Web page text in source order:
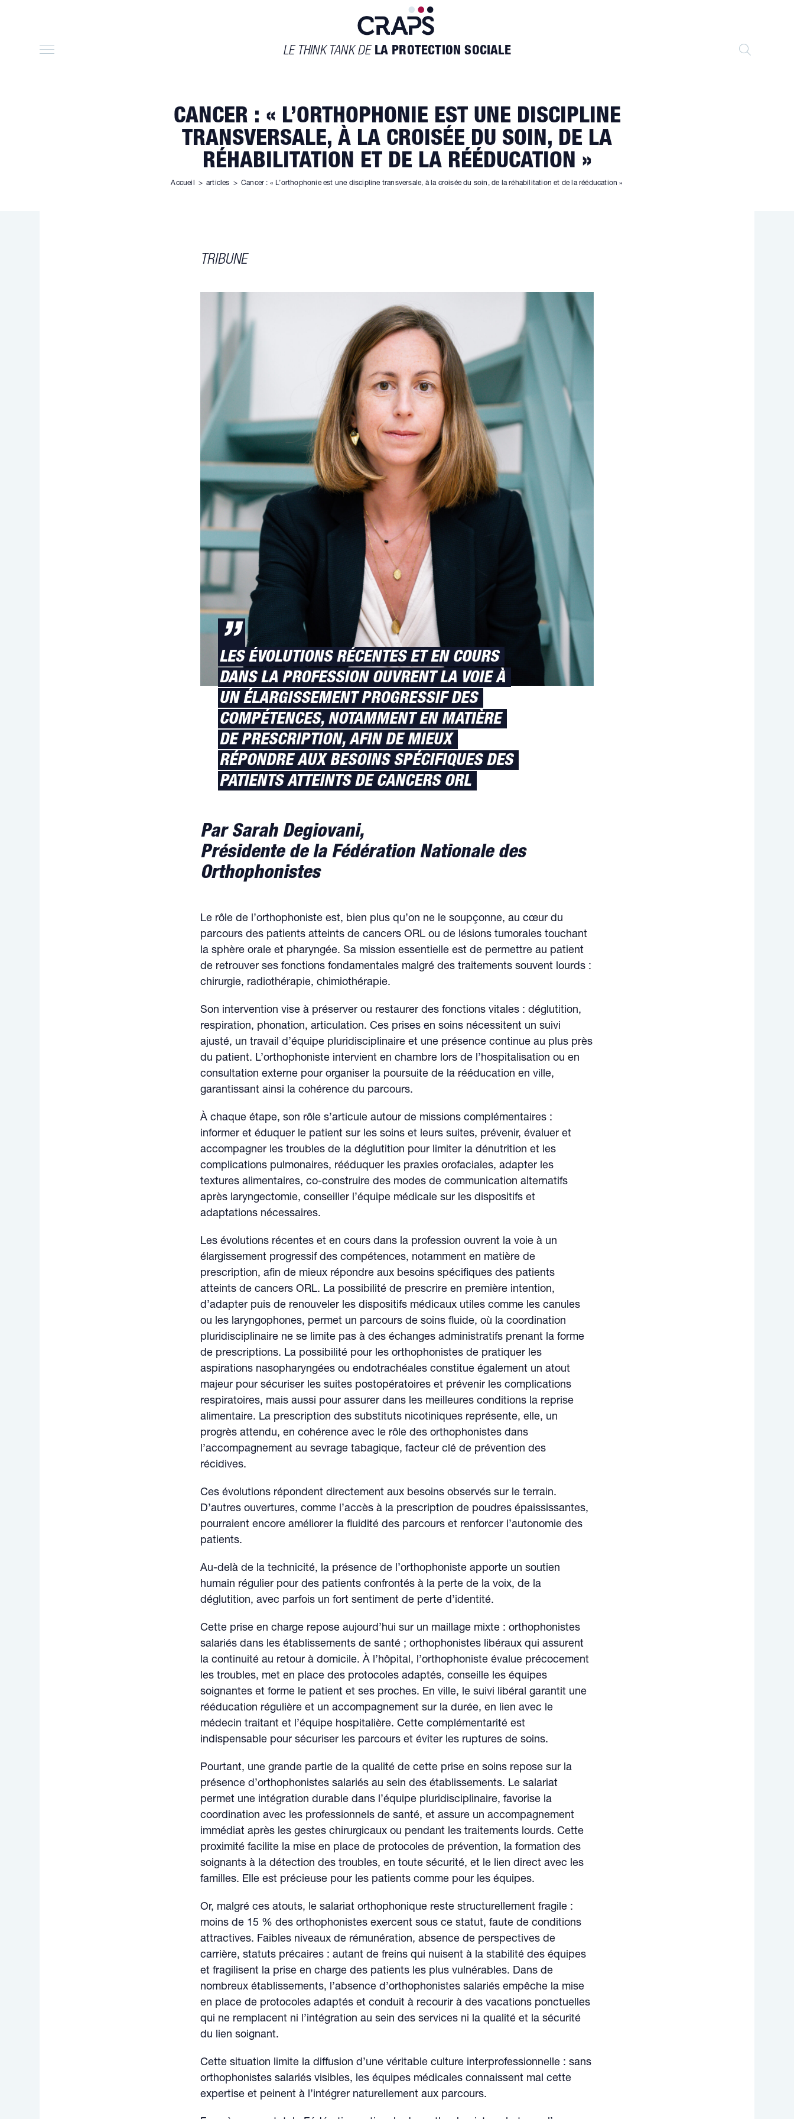
LE THINK TANK DELA PROTECTION SOCIALE TOGGLE
CANCER : « L’ORTHOPHONIE EST UNE DISCIPLINE
TRANSVERSALE, À LA CROISÉE DU SOIN, DE LA
RÉHABILITATION ET DE LA RÉÉDUCATION »
Accueil > articles > Cancer : « L’orthophonie est une discipline transversale, à la croisée du soin, de la réhabilitation et de la rééducation »
TRIBUNE
”
LES ÉVOLUTIONS RÉCENTES ET EN COURS
DANS LA PROFESSION OUVRENT LA VOIE À
UN ÉLARGISSEMENT PROGRESSIF DES
COMPÉTENCES, NOTAMMENT EN MATIÈRE
DE PRESCRIPTION, AFIN DE MIEUX
RÉPONDRE AUX BESOINS SPÉCIFIQUES DES
PATIENTS ATTEINTS DE CANCERS ORL
Par Sarah Degiovani,
Présidente de la Fédération Nationale des
Orthophonistes
Le rôle de l’orthophoniste est, bien plus qu’on ne le soupçonne, au cœur du
parcours des patients atteints de cancers ORL ou de lésions tumorales touchant
la sphère orale et pharyngée. Sa mission essentielle est de permettre au patient
de retrouver ses fonctions fondamentales malgré des traitements souvent lourds :
chirurgie, radiothérapie, chimiothérapie.
Son intervention vise à préserver ou restaurer des fonctions vitales : déglutition,
respiration, phonation, articulation. Ces prises en soins nécessitent un suivi
ajusté, un travail d’équipe pluridisciplinaire et une présence continue au plus près
du patient. L’orthophoniste intervient en chambre lors de l’hospitalisation ou en
consultation externe pour organiser la poursuite de la rééducation en ville,
garantissant ainsi la cohérence du parcours.
À chaque étape, son rôle s’articule autour de missions complémentaires :
informer et éduquer le patient sur les soins et leurs suites, prévenir, évaluer et
accompagner les troubles de la déglutition pour limiter la dénutrition et les
complications pulmonaires, rééduquer les praxies orofaciales, adapter les
textures alimentaires, co-construire des modes de communication alternatifs
après laryngectomie, conseiller l’équipe médicale sur les dispositifs et
adaptations nécessaires.
Les évolutions récentes et en cours dans la profession ouvrent la voie à un
élargissement progressif des compétences, notamment en matière de
prescription, afin de mieux répondre aux besoins spécifiques des patients
atteints de cancers ORL. La possibilité de prescrire en première intention,
d’adapter puis de renouveler les dispositifs médicaux utiles comme les canules
ou les laryngophones, permet un parcours de soins fluide, où la coordination
pluridisciplinaire ne se limite pas à des échanges administratifs prenant la forme
de prescriptions. La possibilité pour les orthophonistes de pratiquer les
aspirations nasopharyngées ou endotrachéales constitue également un atout
majeur pour sécuriser les suites postopératoires et prévenir les complications
respiratoires, mais aussi pour assurer dans les meilleures conditions la reprise
alimentaire. La prescription des substituts nicotiniques représente, elle, un
progrès attendu, en cohérence avec le rôle des orthophonistes dans
l’accompagnement au sevrage tabagique, facteur clé de prévention des
récidives.
Ces évolutions répondent directement aux besoins observés sur le terrain.
D’autres ouvertures, comme l’accès à la prescription de poudres épaississantes,
pourraient encore améliorer la fluidité des parcours et renforcer l’autonomie des
patients.
Au-delà de la technicité, la présence de l’orthophoniste apporte un soutien
humain régulier pour des patients confrontés à la perte de la voix, de la
déglutition, avec parfois un fort sentiment de perte d’identité.
Cette prise en charge repose aujourd’hui sur un maillage mixte : orthophonistes
salariés dans les établissements de santé ; orthophonistes libéraux qui assurent
la continuité au retour à domicile. À l’hôpital, l’orthophoniste évalue précocement
les troubles, met en place des protocoles adaptés, conseille les équipes
soignantes et forme le patient et ses proches. En ville, le suivi libéral garantit une
rééducation régulière et un accompagnement sur la durée, en lien avec le
médecin traitant et l’équipe hospitalière. Cette complémentarité est
indispensable pour sécuriser les parcours et éviter les ruptures de soins.
Pourtant, une grande partie de la qualité de cette prise en soins repose sur la
présence d’orthophonistes salariés au sein des établissements. Le salariat
permet une intégration durable dans l’équipe pluridisciplinaire, favorise la
coordination avec les professionnels de santé, et assure un accompagnement
immédiat après les gestes chirurgicaux ou pendant les traitements lourds. Cette
proximité facilite la mise en place de protocoles de prévention, la formation des
soignants à la détection des troubles, en toute sécurité, et le lien direct avec les
familles. Elle est précieuse pour les patients comme pour les équipes.
Or, malgré ces atouts, le salariat orthophonique reste structurellement fragile :
moins de 15 % des orthophonistes exercent sous ce statut, faute de conditions
attractives. Faibles niveaux de rémunération, absence de perspectives de
carrière, statuts précaires : autant de freins qui nuisent à la stabilité des équipes
et fragilisent la prise en charge des patients les plus vulnérables. Dans de
nombreux établissements, l’absence d’orthophonistes salariés empêche la mise
en place de protocoles adaptés et conduit à recourir à des vacations ponctuelles
qui ne remplacent ni l’intégration au sein des services ni la qualité et la sécurité
du lien soignant.
Cette situation limite la diffusion d’une véritable culture interprofessionnelle : sans
orthophonistes salariés visibles, les équipes médicales connaissent mal cette
expertise et peinent à l’intégrer naturellement aux parcours.